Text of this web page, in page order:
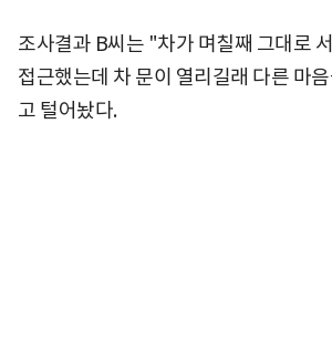
조사결과 B씨는 "차가 며칠째 그대로
접근했는데 차 문이 열리길래 다른 마
고 털어놨다.